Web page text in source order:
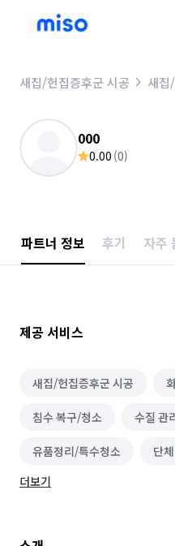
새집/헌집증후군 시공 새집
000
0.00 (0)
파트너 정보 후기 자주
제공 서비스
새집/헌집증후군 시공
침수 복구/청소 수질 관
유품정리/특수청소 단
물탱크/저수조 청소
더보기